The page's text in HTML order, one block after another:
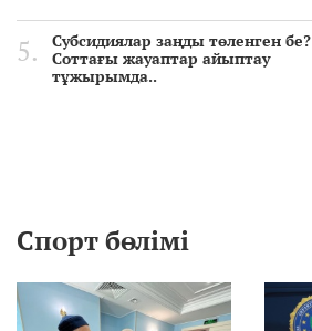
Субсидиялар заңды төленген бе?
Соттағы жауаптар айыптау
тұжырымда..
Спорт бөлімі